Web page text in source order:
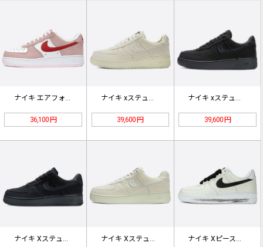
ナイキ エアフォース1ローバレンタイ…
36,100 円
ナイキ xステューシーエアフォース1…
39,600 円
ナイキ xステューシーエアフォース1…
39,600 円
ナイキ Xステューシーエアフォース1… ナイキ Xステューシーエアフォース1… ナイキ Xピースマイナスワンエアフォ…